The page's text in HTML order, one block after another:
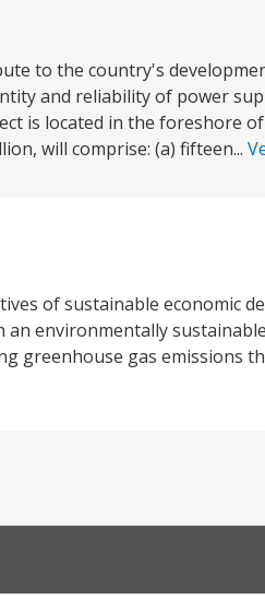
to the country's
and reliability of power
is located in the foreshore
will comprise: (a) fifteen...
of sustainable economic
environmentally
greenhouse gas emissions